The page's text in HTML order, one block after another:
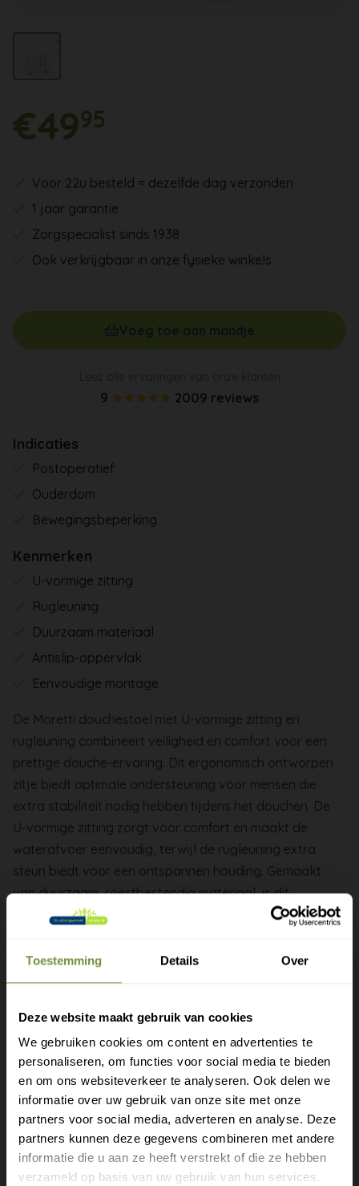
Toestemming Details Over
Deze website maakt gebruik van cookies
We gebruiken cookies om content en advertenties te
personaliseren, om functies voor social media te bieden
en om ons websiteverkeer te analyseren. Ook delen we
informatie over uw gebruik van onze site met onze
partners voor social media, adverteren en analyse. Deze
partners kunnen deze gegevens combineren met andere
informatie die u aan ze heeft verstrekt of die ze hebben
verzameld op basis van uw gebruik van hun services.
€4995
Voor 22u besteld = dezelfde dag verzonden
1 jaar garantie
Zorgspecialist sinds 1938
Ook verkrijgbaar in onze fysieke winkels
9 2009 reviews
Indicaties
Postoperatief
Ouderdom
Bewegingsbeperking
Kenmerken
U-vormige zitting
Rugleuning
Duurzaam materiaal
Antislip-oppervlak
Eenvoudige montage
De Moretti douchestoel met U-vormige zitting en
rugleuning combineert veiligheid en comfort voor een
prettige douche-ervaring. Dit ergonomisch ontworpen
zitje biedt optimale ondersteuning voor mensen die
extra stabiliteit nodig hebben tijdens het douchen. De
U-vormige zitting zorgt voor comfort en maakt de
waterafvoer eenvoudig, terwijl de rugleuning extra
steun biedt voor een ontspannen houding. Gemaakt
van duurzaam, roestbestendig materiaal, is dit
douchezitje perfect voor vochtige omgevingen en
muur te bevestigen, waardoor het een praktische en
stijlvolle oplossing biedt voor elke badkamer.
Afmetingen 45 x 45 x h70 - 83 cm
Zitting 48 x 33 x h41 - 54 cm
Heeft u een vraag of advies
Gratis verzending?
Laat je e-mail achter.
Meld je aan voor onze nieuwsbrief en
ontvang direct een gratis verzending